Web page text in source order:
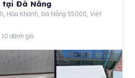
tại Đà Nẵng
Hòa Khánh, Đà Nẵng 55000, Việt
10 đánh giá